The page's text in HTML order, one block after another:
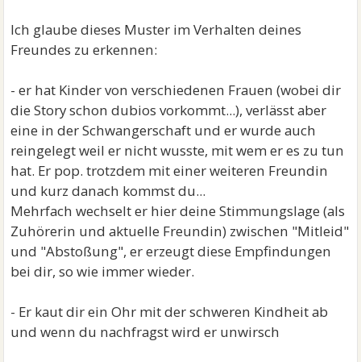
Ich glaube dieses Muster im Verhalten deines
Freundes zu erkennen:
- er hat Kinder von verschiedenen Frauen (wobei dir
die Story schon dubios vorkommt...), verlässt aber
eine in der Schwangerschaft und er wurde auch
reingelegt weil er nicht wusste, mit wem er es zu tun
hat. Er pop. trotzdem mit einer weiteren Freundin
und kurz danach kommst du...
Mehrfach wechselt er hier deine Stimmungslage (als
Zuhörerin und aktuelle Freundin) zwischen "Mitleid"
und "Abstoßung", er erzeugt diese Empfindungen
bei dir, so wie immer wieder.
- Er kaut dir ein Ohr mit der schweren Kindheit ab
und wenn du nachfragst wird er unwirsch